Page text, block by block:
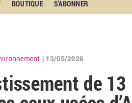
BOUTIQUE S'ABONNER
13/05/2026
de 13